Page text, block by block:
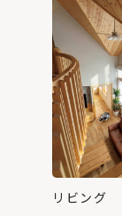
リビング